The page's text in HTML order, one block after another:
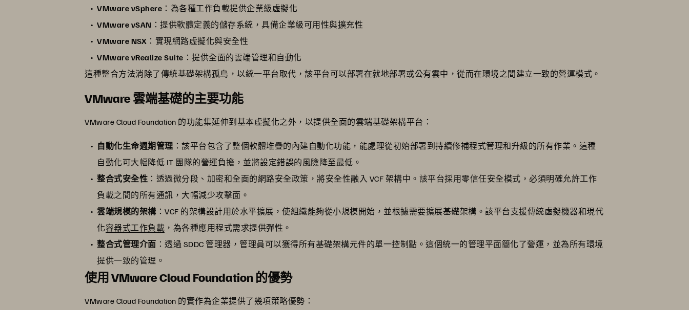
VMware vSphere ：為各種工作負載提供企業級虛擬化
VMware vSAN ：提供軟體定義的儲存系統，具備企業級可用性與擴充性
VMware NSX ：實現網路虛擬化與安全性
VMware vRealize Suite ：提供全面的雲端管理和自動化
這種整合方法消除了傳統基礎架構孤島，以統一平台取代，該平台可以部署在就地部署或公有雲中，從而在環境之間建立一致的營運模式。
VMware 雲端基礎的主要功能
VMware Cloud Foundation 的功能集延伸到基本虛擬化之外，以提供全面的雲端基礎架構平台：
自動化生命週期管理 ：該平台包含了整個軟體堆疊的內建自動化功能，能處理從初始部署到持續修補程式管理和升級的所有作業。這種
自動化可大幅降低 IT 團隊的營運負擔，並將設定錯誤的風險降至最低。
整合式安全性 ：透過微分段、加密和全面的網路安全政策，將安全性融入 VCF 架構中。該平台採用零信任安全模式，必須明確允許工作
負載之間的所有通訊，大幅減少攻擊面。
雲端規模的架構：VCF 的架構設計用於水平擴展，使組織能夠從小規模開始，並根據需要擴展基礎架構。該平台支援傳統虛擬機器和現代
化容器式工作負載 ，為各種應用程式需求提供彈性。
整合式管理介面 ：透過 SDDC 管理器，管理員可以獲得所有基礎架構元件的單一控制點。這個統一的管理平面簡化了營運，並為所有環境
提供一致的管理。
使用 VMware Cloud Foundation 的優勢
VMware Cloud Foundation 的實作為企業提供了幾項策略優勢：